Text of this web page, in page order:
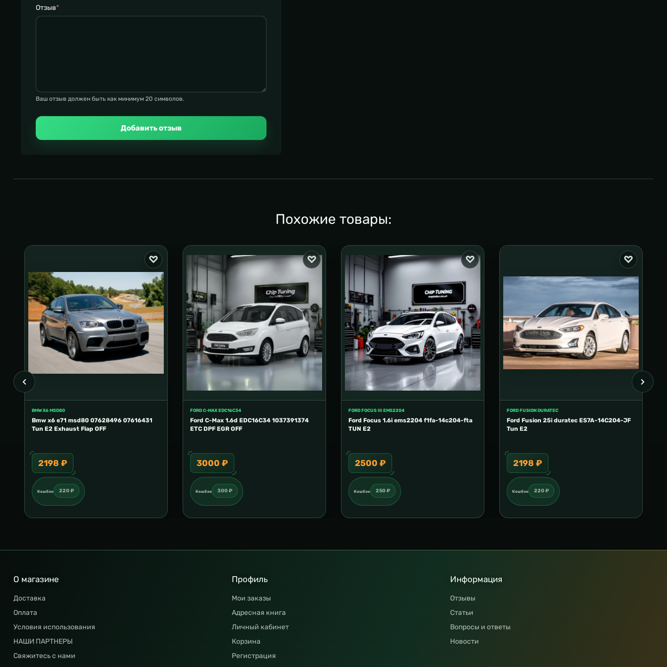
Отзыв*
Ваш отзыв должен быть как минимум 20 символов.
Добавить отзыв
Похожие товары:
BMW X6 MSD80
Bmw x6 e71 msd80 07628496 07616431
Tun E2 Exhaust Flap OFF
2198 ₽
Кешбэк 220 ₽
FORD C-MAX EDC16C34
Ford C-Max 1.6d EDC16C34 1037391374
ETC DPF EGR OFF
3000 ₽
Кешбэк 300 ₽
FORD FOCUS III EMS2204
Ford Focus 1.6i ems2204 f1fa-14c204-fta
TUN E2
2500 ₽
Кешбэк 250 ₽
FORD FUSION DURATEC
Ford Fusion 25i duratec ES7A-14C204-JF
Tun E2
2198 ₽
Кешбэк 220 ₽
О магазине
Доставка
Оплата
Условия использования
НАШИ ПАРТНЕРЫ
Свяжитесь с нами
Профиль
Мои заказы
Адресная книга
Личный кабинет
Корзина
Регистрация
Информация
Отзывы
Статьи
Вопросы и ответы
Новости